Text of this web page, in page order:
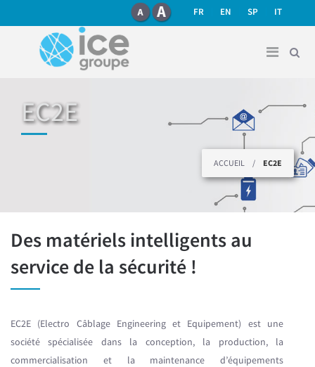
FR EN SP IT
recherche
EC2E
ACCUEIL / EC2E
Des matériels intelligents au
service de la sécurité !
EC2E (Electro Câblage Engineering et Equipement) est une
société spécialisée dans la conception, la production, la
commercialisation et la maintenance d’équipements